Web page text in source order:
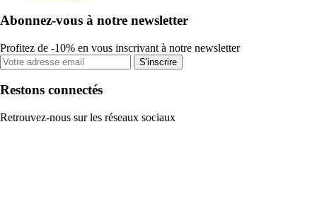
Abonnez-vous à notre newsletter
Profitez de -10% en vous inscrivant à notre newsletter
S'inscrire
Restons connectés
Retrouvez-nous sur les réseaux sociaux